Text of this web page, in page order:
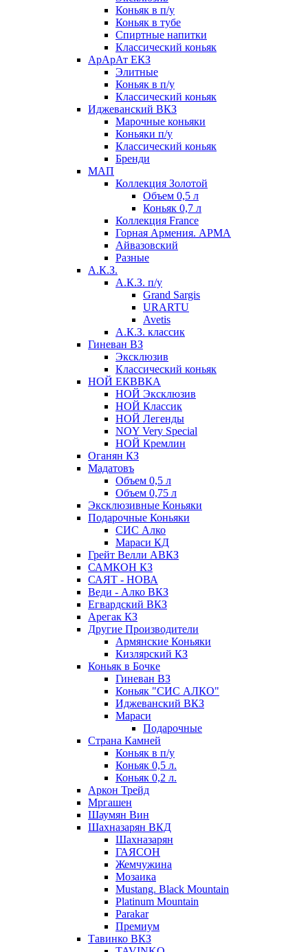
Коньяк в п/у
Коньяк в тубе
Спиртные напитки
Классический коньяк
АрАрАт ЕКЗ
Элитные
Коньяк в п/у
Классический коньяк
Иджеванский ВКЗ
Марочные коньяки
Коньяки п/у
Классический коньяк
Бренди
МАП
Коллекция Золотой
Объем 0,5 л
Коньяк 0,7 л
Коллекция France
Горная Армения. АРМА
Айвазовский
Разные
А.К.З.
А.К.З. п/у
Grand Sargis
URARTU
Avetis
А.К.З. классик
Гиневан ВЗ
Эксклюзив
Классический коньяк
НОЙ ЕКВВКА
НОЙ Эксклюзив
НОЙ Классик
НОЙ Легенды
NOY Very Speсial
НОЙ Кремлин
Оганян КЗ
Мадатовъ
Объем 0,5 л
Объем 0,75 л
Эксклюзивные Коньяки
Подарочные Коньяки
СИС Алко
Мараси КД
Грейт Велли АВКЗ
САМКОН КЗ
САЯТ - НОВА
Веди - Алко ВКЗ
Егвардский ВКЗ
Арегак КЗ
Другие Производители
Армянские Коньяки
Кизлярский КЗ
Коньяк в Бочке
Гиневан ВЗ
Коньяк "СИС АЛКО"
Иджеванский ВКЗ
Мараси
Подарочные
Страна Камней
Коньяк в п/у
Коньяк 0,5 л.
Коньяк 0,2 л.
Аркон Трейд
Мргашен
Шаумян Вин
Шахназарян ВКД
Шахназарян
ГАЯСОН
Жемчужина
Мозаика
Mustang. Black Mountain
Platinum Mountain
Parakar
Премиум
Тавинко ВКЗ